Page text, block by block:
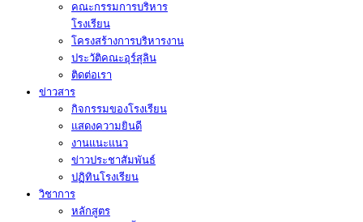
คณะกรรมการบริหาร
โรงเรียน
โครงสร้างการบริหารงาน
ประวัติคณะอุร์สุลิน
ติดต่อเรา
ข่าวสาร
กิจกรรมของโรงเรียน
แสดงความยินดี
งานแนะแนว
ข่าวประชาสัมพันธ์
ปฏิทินโรงเรียน
วิชาการ
หลักสูตร